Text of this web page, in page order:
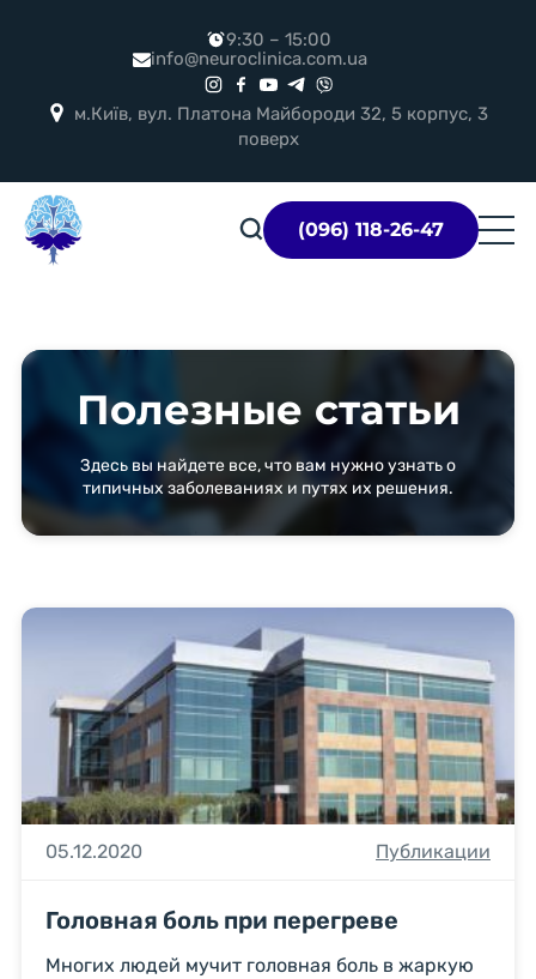
9:30 – 15:00
info@neuroclinica.com.ua
м.Київ, вул. Платона Майбороди 32, 5 корпус, 3
поверх
Логотип
(096) 118-26-47
Полезные статьи
Здесь вы найдете все, что вам нужно узнать о
типичных заболеваниях и путях их решения.
05.12.2020 Публикации
головная боль при перегреве
Многих людей мучит головная боль в жаркую